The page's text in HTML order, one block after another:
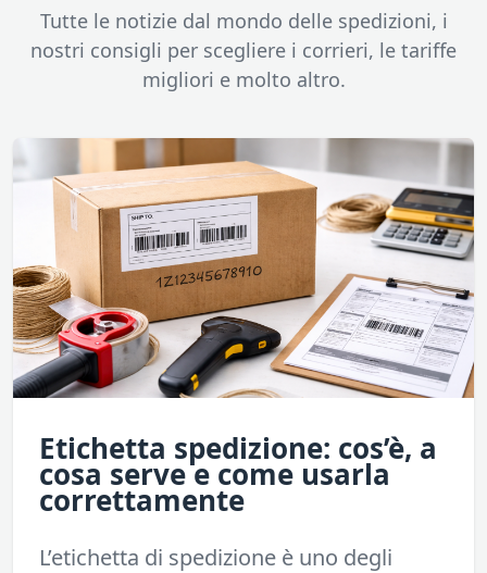
Tutte le notizie dal mondo delle spedizioni, i
nostri consigli per scegliere i corrieri, le tariffe
migliori e molto altro.
Etichetta spedizione: cos’è, a
cosa serve e come usarla
correttamente
L’etichetta di spedizione è uno degli